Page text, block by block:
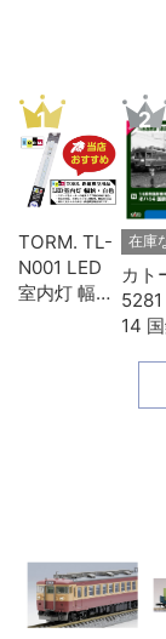
1
TORM. TL-
N001 LED
室内灯 幅狭
2
在庫
カト
14